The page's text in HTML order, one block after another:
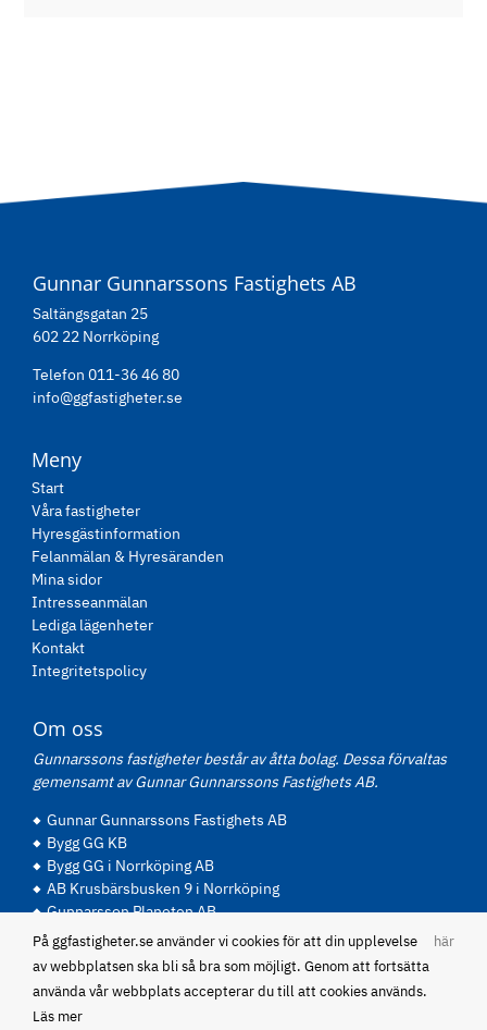
Gunnar Gunnarssons Fastighets AB
Saltängsgatan 25
602 22 Norrköping
Telefon 011-36 46 80
info@ggfastigheter.se
Meny
Start
Våra fastigheter
Hyresgästinformation
Felanmälan & Hyresäranden
Mina sidor
Intresseanmälan
Lediga lägenheter
Kontakt
Integritetspolicy
Om oss
Gunnarssons fastigheter består av åtta bolag. Dessa förvaltas
gemensamt av Gunnar Gunnarssons Fastighets AB.
Gunnar Gunnarssons Fastighets AB
Bygg GG KB
Bygg GG i Norrköping AB
AB Krusbärsbusken 9 i Norrköping
Gunnarsson Planeten AB
Panare AB
P Gunnarsson Fastigheter AB
Abel Becker Fastighets AB
På ggfastigheter.se använder vi cookies för att din upplevelse
av webbplatsen ska bli så bra som möjligt. Genom att fortsätta
använda vår webbplats accepterar du till att cookies används.
Läs mer
här